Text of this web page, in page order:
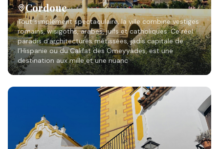
Cordoue
Tout simplement spectaculaire, la ville combine vestiges
romains, wisigoths, arabes, juifs et catholiques. Ce réel
paradis d’architectures métissées, jadis capitale de
l’Hispanie ou du Califat des Omeyyades, est une
destination aux mille et une nuanc